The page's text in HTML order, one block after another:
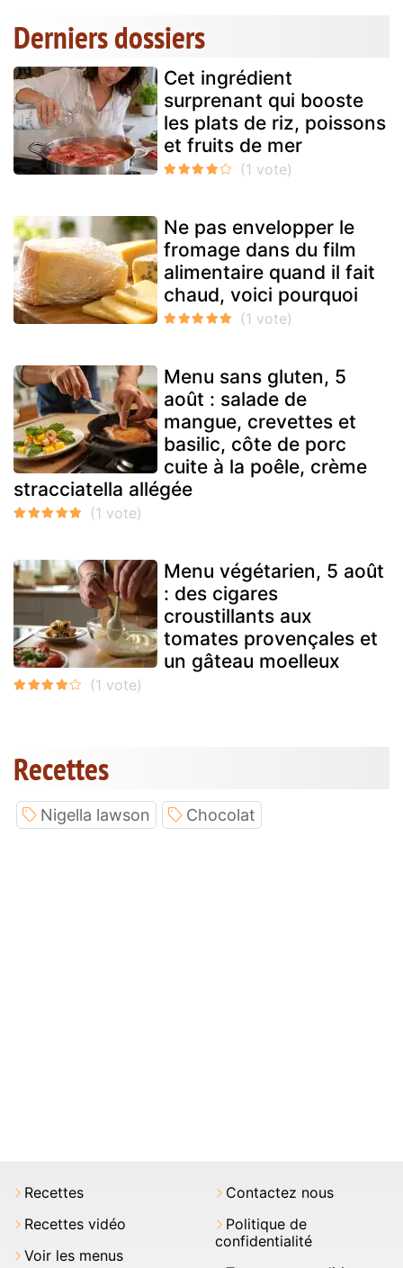
Derniers dossiers
Cet ingrédient
surprenant qui booste
les plats de riz, poissons
et fruits de mer
Ne pas envelopper le
fromage dans du film
alimentaire quand il fait
chaud, voici pourquoi
Menu sans gluten, 5
août : salade de
mangue, crevettes et
basilic, côte de porc
cuite à la poêle, crème
stracciatella allégée
Menu végétarien, 5 août
: des cigares
croustillants aux
tomates provençales et
un gâteau moelleux
Recettes
Nigella lawson Chocolat
Recettes
Recettes vidéo
Voir les menus
Contactez nous
Politique de
confidentialité